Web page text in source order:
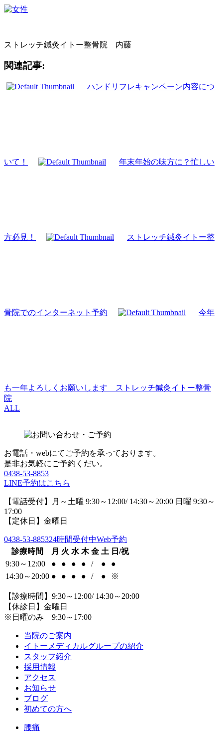
ストレッチ鍼灸イトー整骨院 内藤
関連記事:
ハンドリフレキャンペーン内容につ
いて！ 年末年始の味方に？忙しい
方必見！ ストレッチ鍼灸イトー整
骨院でのインターネット予約 今年
も一年よろしくお願いします ストレッチ鍼灸イトー整骨
院
ALL
お電話・webにてご予約を承っております。
是非お気軽にご予約くだい。
0438-53-8853
LINE予約はこちら
【電話受付】月～土曜 9:30～12:00/ 14:30～20:00 日曜 9:30～
17:00
【定休日】金曜日
0438-53-885324時間受付中Web予約
診療時間
月 火 水 木 金 土 日/祝
9:30～12:00
● ● ● ● / ●
●
14:30～20:00 ● ● ● ● / ● ※
【診療時間】9:30～12:00/ 14:30～20:00
【休診日】金曜日
※日曜のみ 9:30～17:00
当院のご案内
イトーメディカルグループの紹介
スタッフ紹介
採用情報
アクセス
お知らせ
ブログ
初めての方へ
腰痛